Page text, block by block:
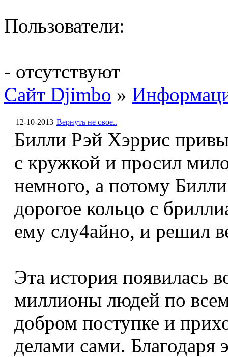
Пользователи:
- отсутствуют
Сайт Djimbo »
12-10-2013 Вернуть не свое..
Билли Рэй Хэррис
с кружкой и просил
немного, а потому
дорогое кольцо с
ему слу4айно, и решил
Эта история появилась
миллионы людей по
добром поступке и
делами сами. Благодаря